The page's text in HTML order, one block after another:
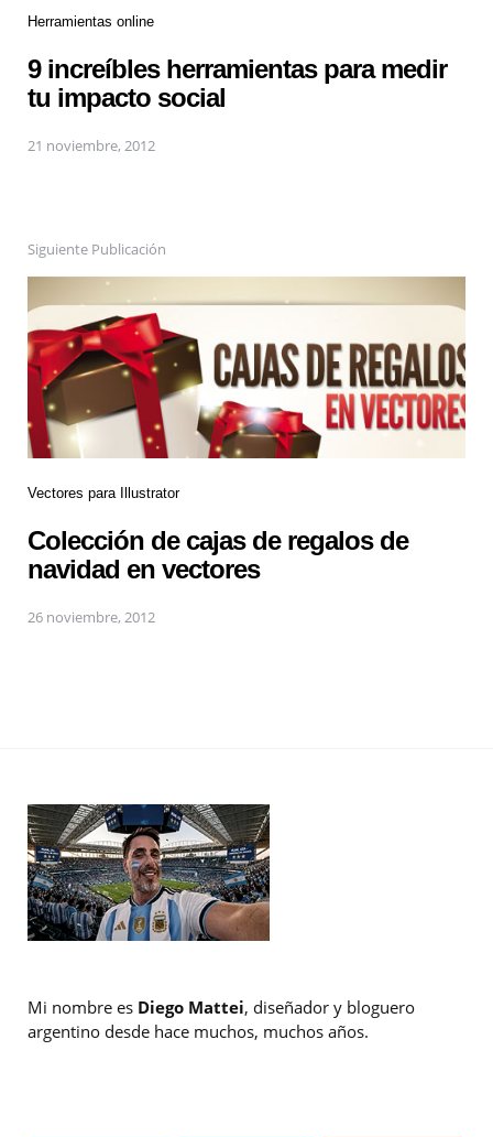
Herramientas online
9 increíbles herramientas para medir
tu impacto social
21 noviembre, 2012
Siguiente Publicación
Vectores para Illustrator
Colección de cajas de regalos de
navidad en vectores
26 noviembre, 2012
Mi nombre es Diego Mattei, diseñador y bloguero
argentino desde hace muchos, muchos años.